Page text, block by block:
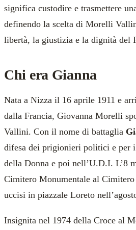
significa custodire e trasmettere
definendo la scelta di Morelli
libertà, la giustizia e la dignità del
Chi era Gianna
Nata a Nizza il 16 aprile 1911 e
dalla Francia, Giovanna Morelli
Vallini. Con il nome di battaglia
difesa dei prigionieri politici e per
della Donna e poi nell’U.D.I. L’8
Cimitero Monumentale al
uccisi in piazzale Loreto
Insignita nel 1974 della Croce al